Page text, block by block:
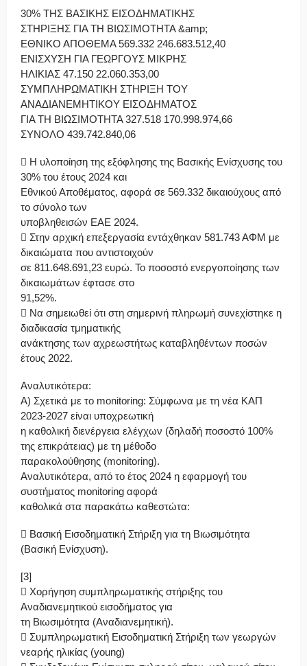
30% ΤΗΣ ΒΑΣΙΚΗΣ ΕΙΣΟΔΗΜΑΤΙΚΗΣ
ΣΤΗΡΙΞΗΣ ΓΙΑ ΤΗ ΒΙΩΣΙΜΟΤΗΤΑ &amp;
ΕΘΝΙΚΟ ΑΠΟΘΕΜΑ 569.332 246.683.512,40
ΕΝΙΣΧΥΣΗ ΓΙΑ ΓΕΩΡΓΟΥΣ ΜΙΚΡΗΣ
ΗΛΙΚΙΑΣ 47.150 22.060.353,00
ΣΥΜΠΛΗΡΩΜΑΤΙΚΗ ΣΤΗΡΙΞΗ ΤΟΥ
ΑΝΑΔΙΑΝΕΜΗΤΙΚΟΥ ΕΙΣΟΔΗΜΑΤΟΣ
ΓΙΑ ΤΗ ΒΙΩΣΙΜΟΤΗΤΑ 327.518 170.998.974,66
ΣΥΝΟΛΟ 439.742.840,06
 Η υλοποίηση της εξόφλησης της Βασικής Ενίσχυσης του
30% του έτους 2024 και
Εθνικού Αποθέματος, αφορά σε 569.332 δικαιούχους από
το σύνολο των
υποβληθεισών ΕΑΕ 2024.
 Στην αρχική επεξεργασία εντάχθηκαν 581.743 ΑΦΜ με
δικαιώματα που αντιστοιχούν
σε 811.648.691,23 ευρώ. Το ποσοστό ενεργοποίησης των
δικαιωμάτων έφτασε στο
91,52%.
 Να σημειωθεί ότι στη σημερινή πληρωμή συνεχίστηκε η
διαδικασία τμηματικής
ανάκτησης των αχρεωστήτως καταβληθέντων ποσών
έτους 2022.
Αναλυτικότερα:
Α) Σχετικά με το monitoring: Σύμφωνα με τη νέα ΚΑΠ
2023-2027 είναι υποχρεωτική
η καθολική διενέργεια ελέγχων (δηλαδή ποσοστό 100%
της επικράτειας) με τη μέθοδο
παρακολούθησης (monitoring).
Αναλυτικότερα, από το έτος 2024 η εφαρμογή του
συστήματος monitoring αφορά
καθολικά στα παρακάτω καθεστώτα:
 Βασική Εισοδηματική Στήριξη για τη Βιωσιμότητα
(Βασική Ενίσχυση).
[3]
 Χορήγηση συμπληρωματικής στήριξης του
Αναδιανεμητικού εισοδήματος για
τη Βιωσιμότητα (Αναδιανεμητική).
 Συμπληρωματική Εισοδηματική Στήριξη των γεωργών
νεαρής ηλικίας (young)